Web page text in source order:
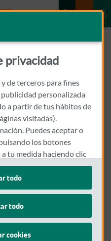
LIQUIDATIVOS
un
a intentar en unos
privacidad
de terceros para fines
personalizada
a partir de tus hábitos de
visitadas).
Puedes aceptar o
los botones
tu medida haciendo clic
tus ajustes de
en la sección
todo
todo
cookies